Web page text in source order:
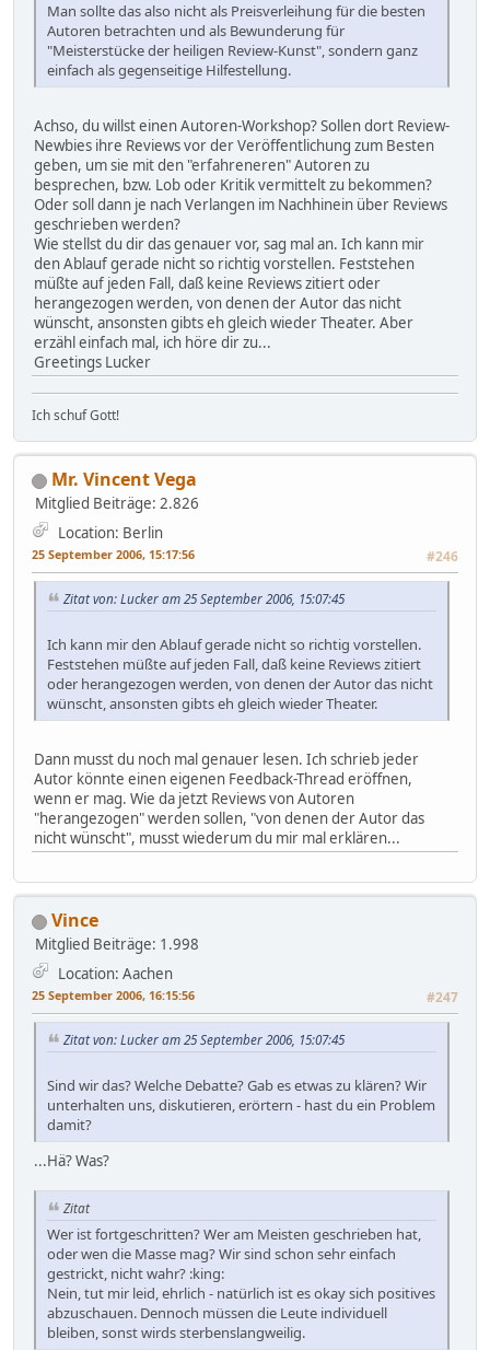
Man sollte das also nicht als Preisverleihung für die besten
Autoren betrachten und als Bewunderung für
"Meisterstücke der heiligen Review-Kunst", sondern ganz
einfach als gegenseitige Hilfestellung.
Achso, du willst einen Autoren-Workshop? Sollen dort Review-
Newbies ihre Reviews vor der Veröffentlichung zum Besten
geben, um sie mit den "erfahreneren" Autoren zu
besprechen, bzw. Lob oder Kritik vermittelt zu bekommen?
Oder soll dann je nach Verlangen im Nachhinein über Reviews
geschrieben werden?
Wie stellst du dir das genauer vor, sag mal an. Ich kann mir
den Ablauf gerade nicht so richtig vorstellen. Feststehen
müßte auf jeden Fall, daß keine Reviews zitiert oder
herangezogen werden, von denen der Autor das nicht
wünscht, ansonsten gibts eh gleich wieder Theater. Aber
erzähl einfach mal, ich höre dir zu...
Greetings Lucker
Ich schuf Gott!
Mr. Vincent Vega
Mitglied Beiträge: 2.826
Location: Berlin
25 September 2006, 15:17:56 #246
Zitat von: Lucker am 25 September 2006, 15:07:45
Ich kann mir den Ablauf gerade nicht so richtig vorstellen.
Feststehen müßte auf jeden Fall, daß keine Reviews zitiert
oder herangezogen werden, von denen der Autor das nicht
wünscht, ansonsten gibts eh gleich wieder Theater.
Dann musst du noch mal genauer lesen. Ich schrieb jeder
Autor könnte einen eigenen Feedback-Thread eröffnen,
wenn er mag. Wie da jetzt Reviews von Autoren
"herangezogen" werden sollen, "von denen der Autor das
nicht wünscht", musst wiederum du mir mal erklären...
Vince
Mitglied Beiträge: 1.998
Location: Aachen
25 September 2006, 16:15:56 #247
Zitat von: Lucker am 25 September 2006, 15:07:45
Sind wir das? Welche Debatte? Gab es etwas zu klären? Wir
unterhalten uns, diskutieren, erörtern - hast du ein Problem
damit?
...Hä? Was?
Zitat
Wer ist fortgeschritten? Wer am Meisten geschrieben hat,
oder wen die Masse mag? Wir sind schon sehr einfach
gestrickt, nicht wahr? :king:
Nein, tut mir leid, ehrlich - natürlich ist es okay sich positives
abzuschauen. Dennoch müssen die Leute individuell
bleiben, sonst wirds sterbenslangweilig.